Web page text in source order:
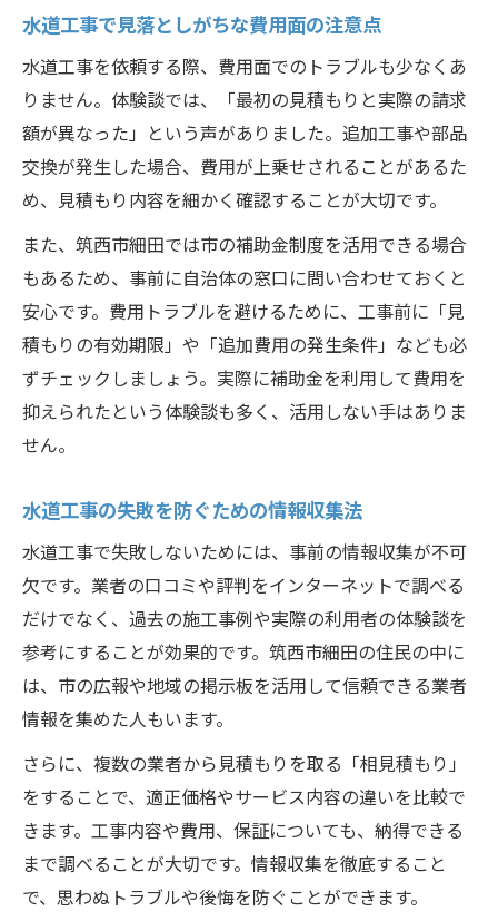
信頼できる水道工事業者を体験談を通じて見極
める
実体験に基づく水道工事業者選びの視点
水道工事を任せて良かった業者の共通点
水道工事体験談でわかる信頼性の見極め方
水道工事業者の対応力を体験から比較
安心できる水道工事業者の選び方のコツ
水道工事で見落としがちな費用面の注意点
水道工事を依頼する際、費用面でのトラブルも少なくあ
りません。体験談では、「最初の見積もりと実際の請求
額が異なった」という声がありました。追加工事や部品
交換が発生した場合、費用が上乗せされることがあるた
め、見積もり内容を細かく確認することが大切です。
また、筑西市細田では市の補助金制度を活用できる場合
もあるため、事前に自治体の窓口に問い合わせておくと
安心です。費用トラブルを避けるために、工事前に「見
積もりの有効期限」や「追加費用の発生条件」なども必
ずチェックしましょう。実際に補助金を利用して費用を
抑えられたという体験談も多く、活用しない手はありま
せん。
水道工事の失敗を防ぐための情報収集法
水道工事で失敗しないためには、事前の情報収集が不可
欠です。業者の口コミや評判をインターネットで調べる
だけでなく、過去の施工事例や実際の利用者の体験談を
参考にすることが効果的です。筑西市細田の住民の中に
は、市の広報や地域の掲示板を活用して信頼できる業者
情報を集めた人もいます。
さらに、複数の業者から見積もりを取る「相見積もり」
をすることで、適正価格やサービス内容の違いを比較で
きます。工事内容や費用、保証についても、納得できる
まで調べることが大切です。情報収集を徹底すること
で、思わぬトラブルや後悔を防ぐことができます。